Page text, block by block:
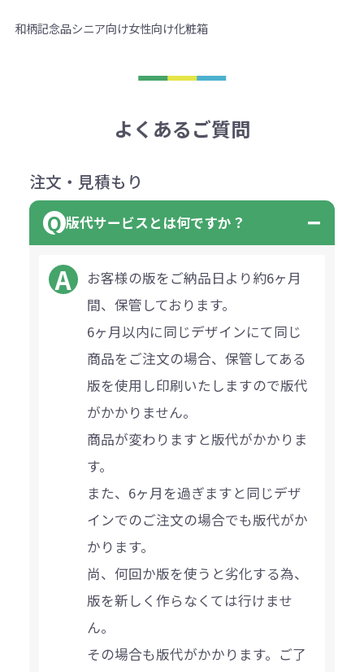
和柄記念品シニア向け女性向け化粧箱
よくあるご質問
注文・見積もり
版代サービスとは何ですか？
お客様の版をご納品日より約6ヶ月
間、保管しております。
6ヶ月以内に同じデザインにて同じ
商品をご注文の場合、保管してある
版を使用し印刷いたしますので版代
がかかりません。
商品が変わりますと版代がかかりま
す。
また、6ヶ月を過ぎますと同じデザ
インでのご注文の場合でも版代がか
かります。
尚、何回か版を使うと劣化する為、
版を新しく作らなくては行けませ
ん。
その場合も版代がかかります。ご了